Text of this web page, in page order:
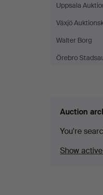
Uppsala
Växjö
Walter Borg
Örebro
Auction
You're
Show